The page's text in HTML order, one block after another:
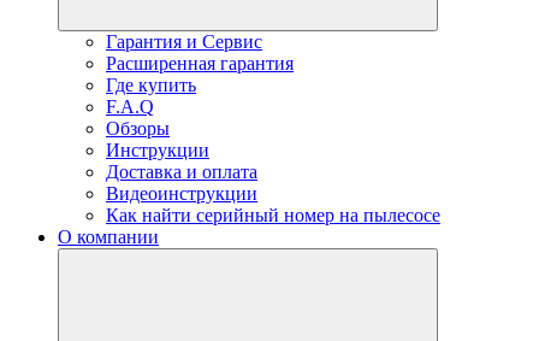
Гарантия и Сервис
Расширенная гарантия
Где купить
F.A.Q
Обзоры
Инструкции
Доставка и оплата
Видеоинструкции
Как найти серийный номер на пылесосе
О компании